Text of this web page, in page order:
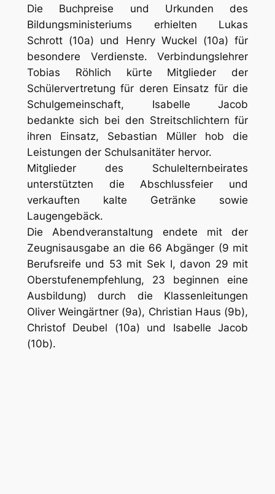
Die Buchpreise und Urkunden des
Bildungsministeriums erhielten Lukas
Schrott (10a) und Henry Wuckel (10a) für
besondere Verdienste. Verbindungslehrer
Tobias Röhlich kürte Mitglieder der
Schülervertretung für deren Einsatz für die
Schulgemeinschaft, Isabelle Jacob
bedankte sich bei den Streitschlichtern für
ihren Einsatz, Sebastian Müller hob die
Leistungen der Schulsanitäter hervor.
Mitglieder des Schulelternbeirates
unterstützten die Abschlussfeier und
verkauften kalte Getränke sowie
Laugengebäck.
Die Abendveranstaltung endete mit der
Zeugnisausgabe an die 66 Abgänger (9 mit
Berufsreife und 53 mit Sek I, davon 29 mit
Oberstufenempfehlung, 23 beginnen eine
Ausbildung) durch die Klassenleitungen
Oliver Weingärtner (9a), Christian Haus (9b),
Christof Deubel (10a) und Isabelle Jacob
(10b).